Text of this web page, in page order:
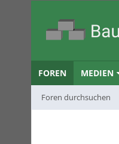
FOREN
Foren durchsuchen
MEDIEN